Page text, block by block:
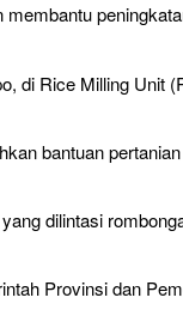
di Rice Milling Unit
bantuan
dilintasi
Provinsi dan